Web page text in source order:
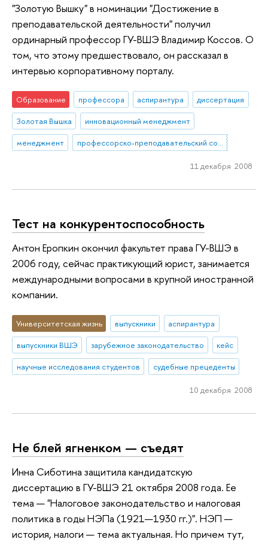
"Золотую Вышку" в номинации "Достижение в
преподавательской деятельности" получил
ординарный профессор ГУ-ВШЭ Владимир Коссов. О
том, что этому предшествовало, он рассказал в
интервью корпоративному порталу.
Образование профессора аспирантура
диссертация
Золотая Вышка
инновационный менеджмент
менеджмент
профессорско-преподавательский состав
11 декабря 2008
Тест на конкурентоспособность
Антон Еропкин окончил факультет права ГУ-ВШЭ в
2006 году, сейчас практикующий юрист, занимается
международными вопросами в крупной иностранной
компании.
Университетская жизнь выпускники
аспирантура
выпускники ВШЭ
зарубежное законодательство
кейс
научные исследования студентов
судебные прецеденты
10 декабря 2008
Не блей ягненком — съедят
Инна Сиботина защитила кандидатскую
диссертацию в ГУ-ВШЭ 21 октября 2008 года. Ее
тема — "Налоговое законодательство и налоговая
политика в годы НЭПа (1921—1930 гг.)". НЭП —
история, налоги — тема актуальная. Но причем тут,